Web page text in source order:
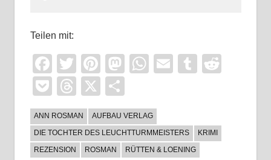
Teilen mit:
Facebook
TwitterPinterest
Mastodon
WhatsApp
EmailTumblr
PocketThreads
X
ANN ROSMAN
AUFBAU VERLAG
DIE TOCHTER DES LEUCHTTURMMEISTERS
KRIMI
REZENSION
ROSMAN RÜTTEN & LOENING